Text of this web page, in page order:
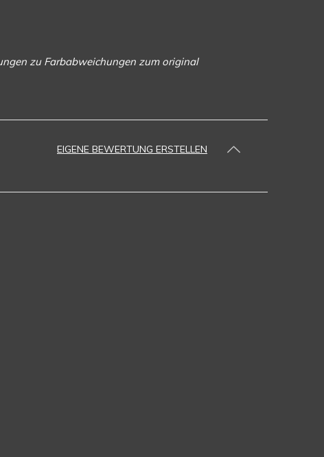
zu Farbabweichungen zum original
EIGENE BEWERTUNG ERSTELLEN